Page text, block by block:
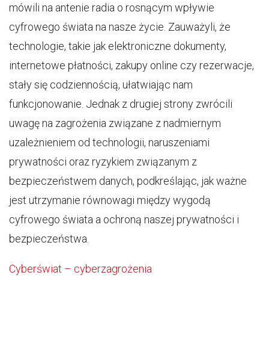
mówili na antenie radia o rosnącym wpływie
cyfrowego świata na nasze życie. Zauważyli, że
technologie, takie jak elektroniczne dokumenty,
internetowe płatności, zakupy online czy rezerwacje,
stały się codziennością, ułatwiając nam
funkcjonowanie. Jednak z drugiej strony zwrócili
uwagę na zagrożenia związane z nadmiernym
uzależnieniem od technologii, naruszeniami
prywatności oraz ryzykiem związanym z
bezpieczeństwem danych, podkreślając, jak ważne
jest utrzymanie równowagi między wygodą
cyfrowego świata a ochroną naszej prywatności i
bezpieczeństwa.
Cyberświat – cyberzagrożenia